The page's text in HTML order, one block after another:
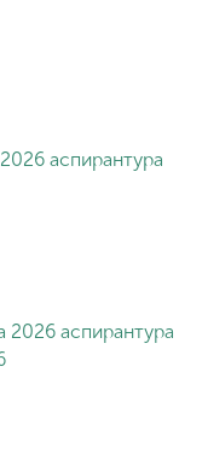
аспирантура
аспирантура